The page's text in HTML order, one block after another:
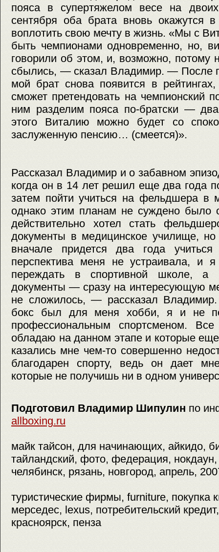
пояса в супертяжелом весе на
сентября оба брата вновь окажутся
воплотить свою мечту в жизнь. «Мы с
быть чемпионами одновременно, но,
говорили об этом, и, возможно,
сбылись, — сказал Владимир. — После
мой брат снова появится в
сможет претендовать на чемпионский
ним разделим пояса по-братски —
этого Виталию можно будет со
заслуженную пенсию… (смеется)».
Рассказал Владимир и о забавном
когда он в 14 лет решил еще два года
затем пойти учиться на фельдшера в
однако этим планам не суждено было
действительно хотел стать
документы в медицинское училище,
вначале придется два года
перспектива меня не устраивала, и
переждать в спортивной школе, а
документы — сразу на интересующую
не сложилось, — рассказал
бокс был для меня хобби, я и не
профессиональным спортсменом.
обладаю на данном этапе и которые
казались мне чем-то совершенно
благодарен спорту, ведь он дает
которые не получишь ни в одном
Подготовил Владимир Шипулин по
allboxing.ru
майк тайсон, для начинающих, айкидо,
тайландский, фото, федерация,
челябинск, рязань, новгород, апрель,
туристические фирмы, furniture, покупка
мерседес, lexus, потребительский
красноярск, пенза